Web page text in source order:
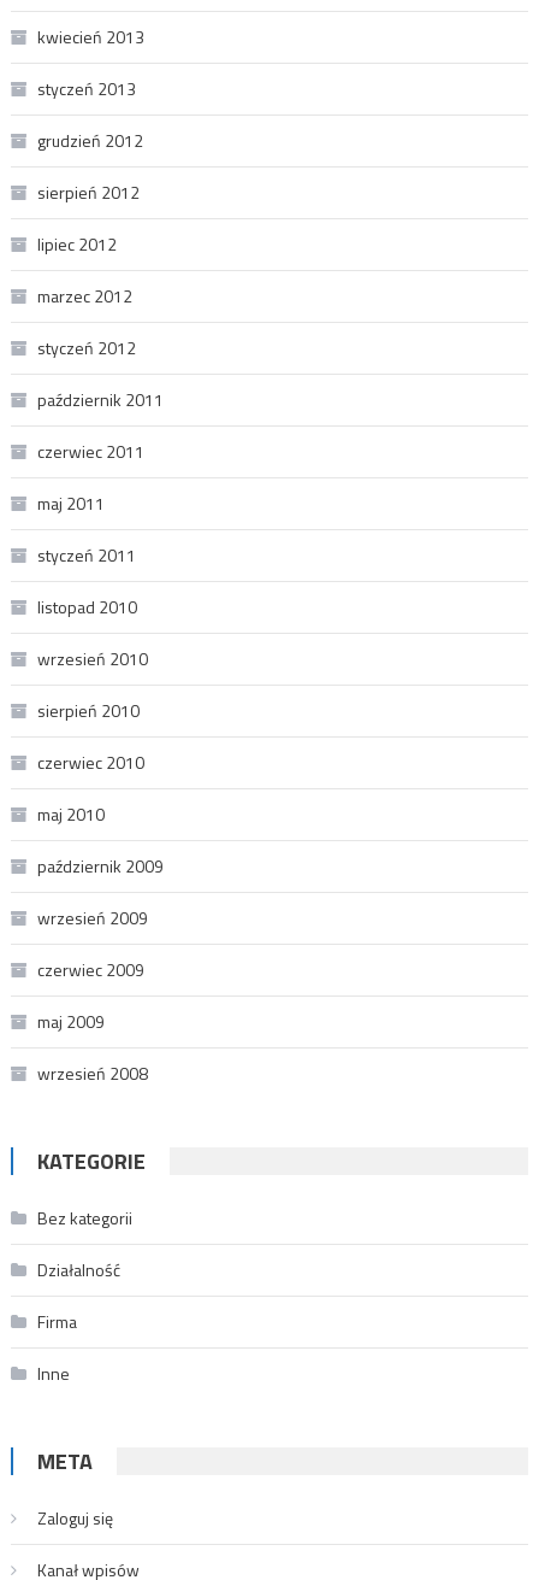
kwiecień 2013
styczeń 2013
grudzień 2012
sierpień 2012
lipiec 2012
marzec 2012
styczeń 2012
październik 2011
czerwiec 2011
maj 2011
styczeń 2011
listopad 2010
wrzesień 2010
sierpień 2010
czerwiec 2010
maj 2010
październik 2009
wrzesień 2009
czerwiec 2009
maj 2009
wrzesień 2008
KATEGORIE
Bez kategorii
Działalność
Firma
Inne
META
Zaloguj się
Kanał wpisów